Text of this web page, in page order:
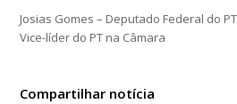
Josias Gomes – Deputado Federal do
Vice-líder do PT na Câmara
Compartilhar notícia